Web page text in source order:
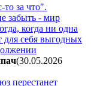
то за что".
забыть - мир
когда ни одна
для себя выгодных
(30.05.2026
перестанет